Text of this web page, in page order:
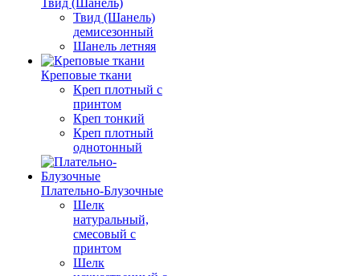
Твид (Шанель)
Твид (Шанель)
демисезонный
Шанель летняя
Креповые ткани
Креп плотный с
принтом
Креп тонкий
Креп плотный
однотонный
Плательно-Блузочные
Шелк
натуральный,
смесовый с
принтом
Шелк